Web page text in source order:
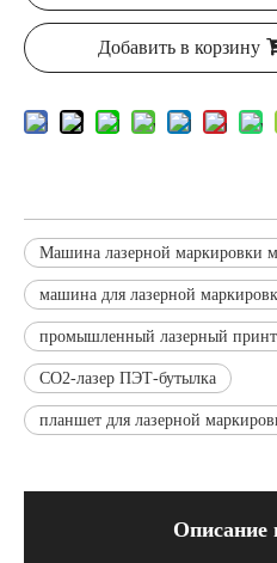
Добавить в корзину
Машина лазерной маркировки
машина для лазерной
промышленный лазерный
СО2-лазер ПЭТ-бутылка
планшет для лазерной
Описание